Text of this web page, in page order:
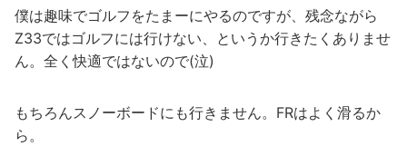
僕は趣味でゴルフをたまーにやるのですが、残念ながら
Z33ではゴルフには行けない、というか行きたくありませ
ん。全く快適ではないので(泣)
もちろんスノーボードにも行きません。FRはよく滑るか
ら。